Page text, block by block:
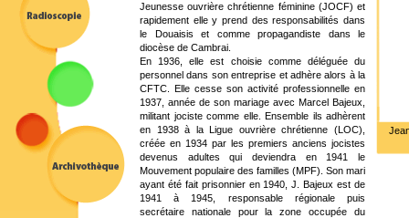
Jeunesse ouvrière chrétienne féminine (JOCF) et
rapidement elle y prend des responsabilités dans
le Douaisis et comme propagandiste dans le
diocèse de Cambrai.
En 1936, elle est choisie comme déléguée du
personnel dans son entreprise et adhère alors à la
CFTC. Elle cesse son activité professionnelle en
1937, année de son mariage avec Marcel Bajeux,
militant jociste comme elle. Ensemble ils adhèrent
en 1938 à la Ligue ouvrière chrétienne (LOC),
créée en 1934 par les premiers anciens jocistes
devenus adultes qui deviendra en 1941 le
Mouvement populaire des familles (MPF). Son mari
ayant été fait prisonnier en 1940, J. Bajeux est de
1941 à 1945, responsable régionale puis
secrétaire nationale pour la zone occupée du